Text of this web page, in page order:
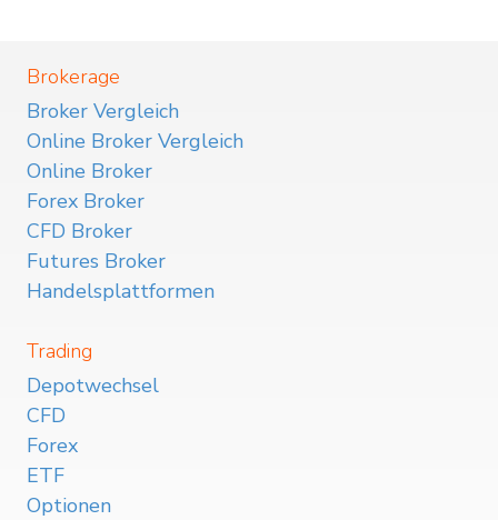
Brokerage
Broker Vergleich
Online Broker Vergleich
Online Broker
Forex Broker
CFD Broker
Futures Broker
Handelsplattformen
Trading
Depotwechsel
CFD
Forex
ETF
Optionen